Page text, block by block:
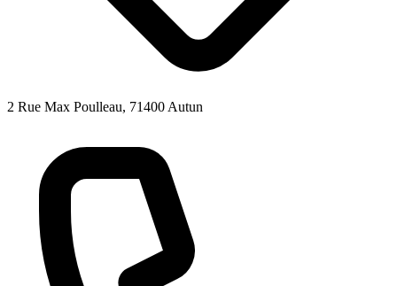
2 Rue Max Poulleau, 71400 Autun